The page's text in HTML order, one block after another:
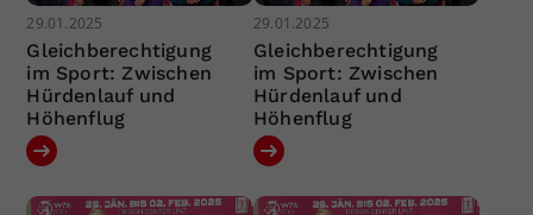
29.01.2025
Gleichberechtigung
im Sport: Zwischen
Hürdenlauf und
Höhenflug
29.01.2025
Gleichberechtigung
im Sport: Zwischen
Hürdenlauf und
Höhenflug